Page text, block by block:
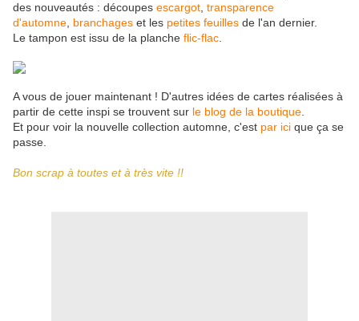
des nouveautés : découpes escargot transparence
d'automne branchages et les petites feuilles de l'an dernier.
Le tampon est issu de la planche flic-flac
A vous de jouer maintenant ! D'autres idées de cartes réalisées à
partir de cette inspi se trouvent sur le blog de la boutique
Et pour voir la nouvelle collection automne, c'est par ici que ça se
passe.
Bon scrap à toutes et à très vite !!